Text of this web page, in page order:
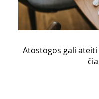
Atostogos gali ateiti
čia